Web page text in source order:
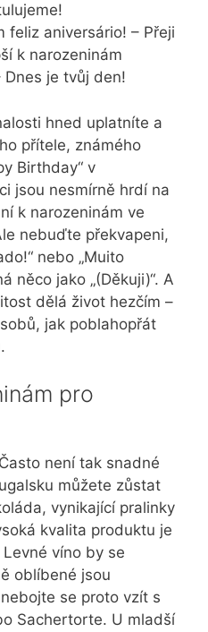
feliz aniversário! – Přeji
k narozeninám
Dnes je tvůj den!
hned uplatníte a
přítele, známého
Birthday“ v
jsou nesmírně hrdí na
k narozeninám ve
nebuďte překvapeni,
nebo „Muito
něco jako „(Děkuji)“. A
dělá život hezčím –
jak poblahopřát
pro
není tak snadné
můžete zůstat
vynikající pralinky
kvalita produktu je
víno by se
oblíbené jsou
se proto vzít s
Sachertorte. U mladší